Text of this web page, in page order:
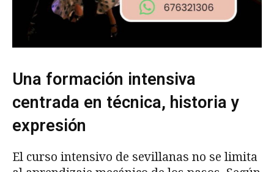
Una formación intensiva
centrada en técnica, historia y
expresión
El curso intensivo de sevillanas no se limita